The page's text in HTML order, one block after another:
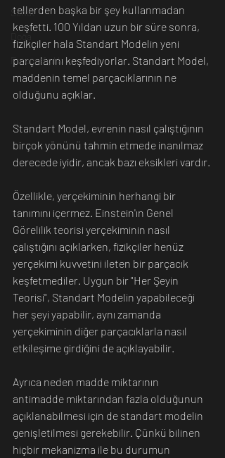
Sanat
Doğa
Fotoğrafçılık
tellerden başka bir şey kullanmadan
keşfetti. 100 Yıldan uzun bir süre sonra,
fizikçiler hala Standart Modelin yeni
parçalarını keşfediyorlar. Standart Model,
maddenin temel parçacıklarının ne
olduğunu açıklar.
Standart Model, evrenin nasıl çalıştığının
birçok yönünü tahmin etmede inanılmaz
derecede iyidir, ancak bazı eksikleri vardır.
Özellikle, yerçekiminin herhangi bir
tanımını içermez. Einstein'ın Genel
Görelilik teorisi yerçekiminin nasıl
çalıştığını açıklarken, fizikçiler henüz
yerçekimi kuvvetini ileten bir parçacık
keşfetmediler. Uygun bir "Her Şeyin
Teorisi", Standart Modelin yapabileceği
her şeyi yapabilir, aynı zamanda
yerçekiminin diğer parçacıklarla nasıl
etkileşime girdiğini de açıklayabilir.
Ayrıca neden madde miktarının
antimadde miktarından fazla olduğunun
açıklanabilmesi için de standart modelin
genişletilmesi gerekebilir. Çünkü bilinen
hiçbir mekanizma ile bu durumun